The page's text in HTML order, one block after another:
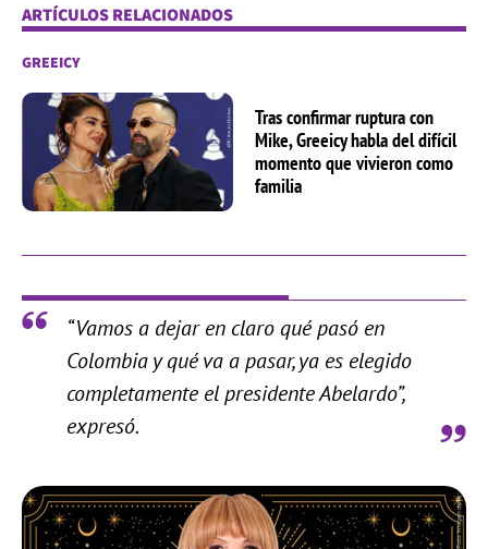
ARTÍCULOS RELACIONADOS
GREEICY
Tras confirmar ruptura con
Mike, Greeicy habla del difícil
momento que vivieron como
familia
“Vamos a dejar en claro qué pasó en
Colombia y qué va a pasar, ya es elegido
completamente el presidente Abelardo”,
expresó.